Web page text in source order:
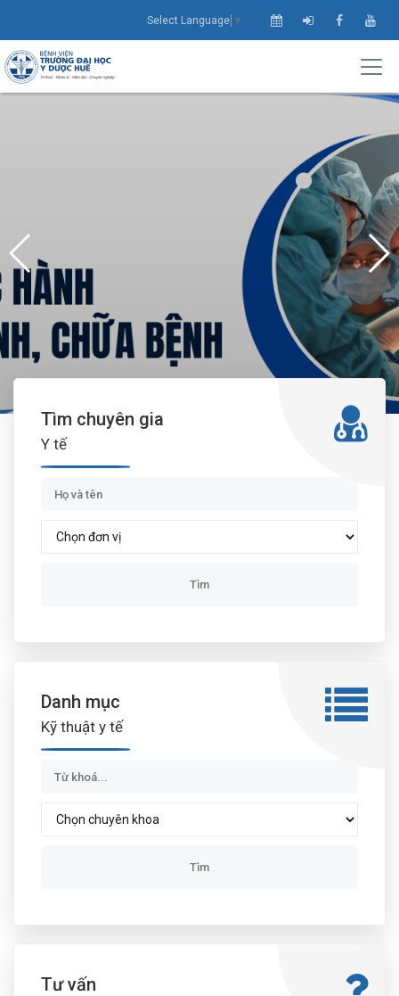
Select Language ▼
THÔNG BÁO ĐĂNG KÝ HỌC THỰC HÀNH
Xem thông tin
Tìm chuyên gia
Y tế
Danh mục
Kỹ thuật y tế
Tư vấn